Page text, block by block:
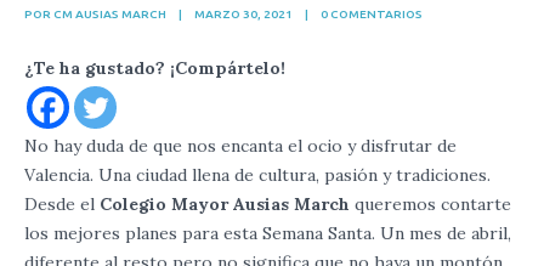
POR CM AUSIAS MARCH | MARZO 30, 2021 | 0 COMENTARIOS
¿Te ha gustado? ¡Compártelo!
No hay duda de que nos encanta el ocio y disfrutar de
Valencia. Una ciudad llena de cultura, pasión y tradiciones.
Desde el Colegio Mayor Ausias March queremos contarte
los mejores planes para esta Semana Santa. Un mes de abril,